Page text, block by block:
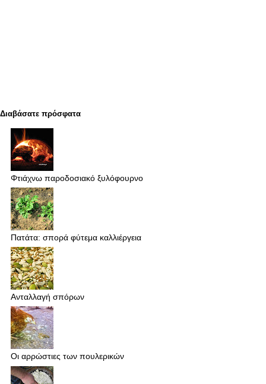
Διαβάσατε πρόσφατα
Φτιάχνω παροδοσιακό ξυλόφουρνο
Πατάτα: σπορά φύτεμα καλλιέργεια
Ανταλλαγή σπόρων
Οι αρρώστιες των πουλερικών